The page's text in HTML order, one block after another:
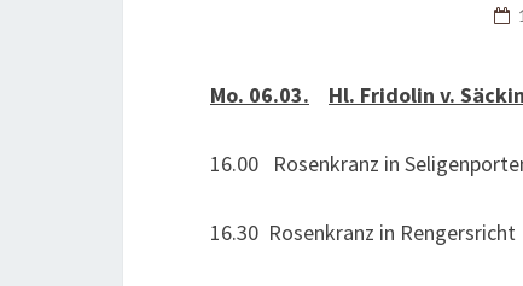
Mo. 06.03. Hl. Fridolin v.
16.00 Rosenkranz in
16.30 Rosenkranz in Rengersricht